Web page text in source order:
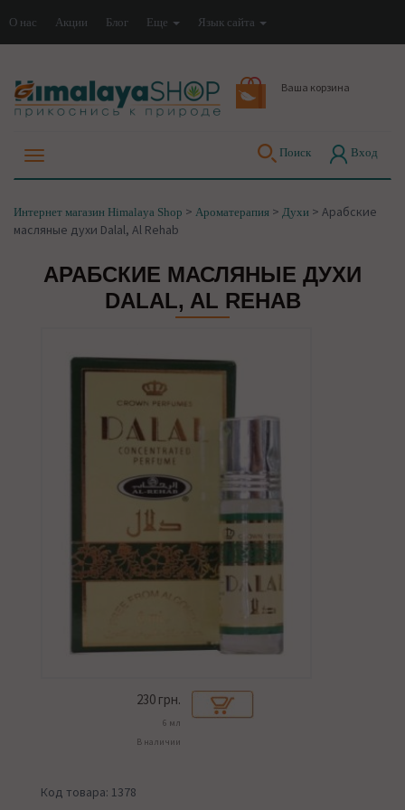
О нас Акции Блог Еще Язык сайта
Ваша корзина
Поиск Вход
Интернет магазин Himalaya Shop > Ароматерапия > Духи > Арабские
масляные духи Dalal, Al Rehab
АРАБСКИЕ МАСЛЯНЫЕ ДУХИ
DALAL, AL REHAB
230 грн.
6 мл
В наличии
Код товара: 1378